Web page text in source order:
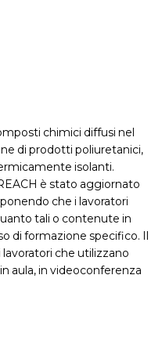
chimici diffusi nel
di prodotti poliuretanici,
isolanti.
è stato aggiornato
che i lavoratori
tali o contenute in
di formazione specifico. Il
che utilizzano
aula, in videoconferenza